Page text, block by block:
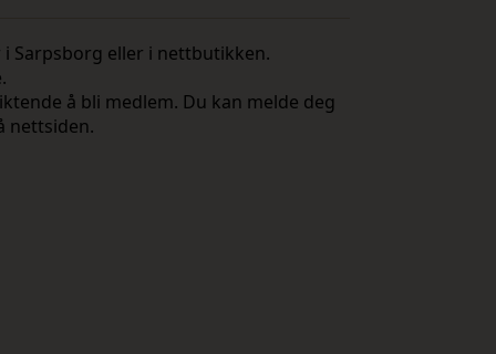
Sarpsborg eller i nettbutikken.
å bli medlem. Du kan melde deg
nettsiden.